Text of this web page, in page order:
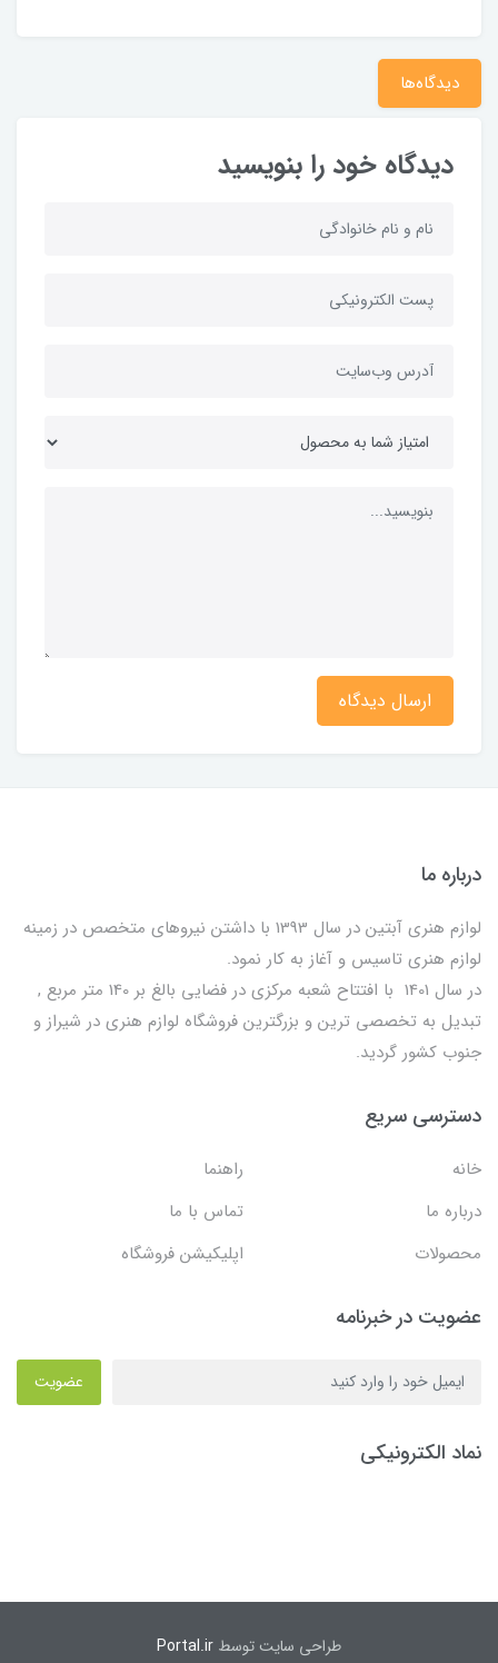
دیدگاه‌ها
دیدگاه خود را بنویسید
ارسال دیدگاه
درباره ما
لوازم هنری آبتین در سال 1393 با داشتن نیروهای متخصص در زمینه
لوازم هنری تاسیس و آغاز به کار نمود.
در سال 1401 با افتتاح شعبه مرکزی در فضایی بالغ بر 140 متر مربع ,
تبدیل به تخصصی ترین و بزرگترین فروشگاه لوازم هنری در شیراز و
جنوب کشور گردید.
دسترسی سریع
خانه
راهنما
درباره ما
تماس با ما
محصولات
اپلیکیشن فروشگاه
عضویت در خبرنامه
عضویت
نماد الکترونیکی
طراحی سایت توسط Portal.ir